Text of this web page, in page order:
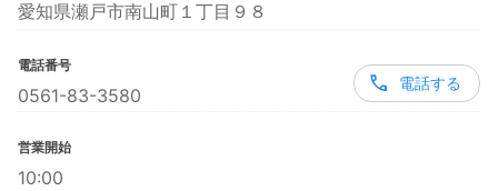
愛知県瀬戸市南山町１丁目９８
電話番号
0561-83-3580
電話する
営業開始
10:00